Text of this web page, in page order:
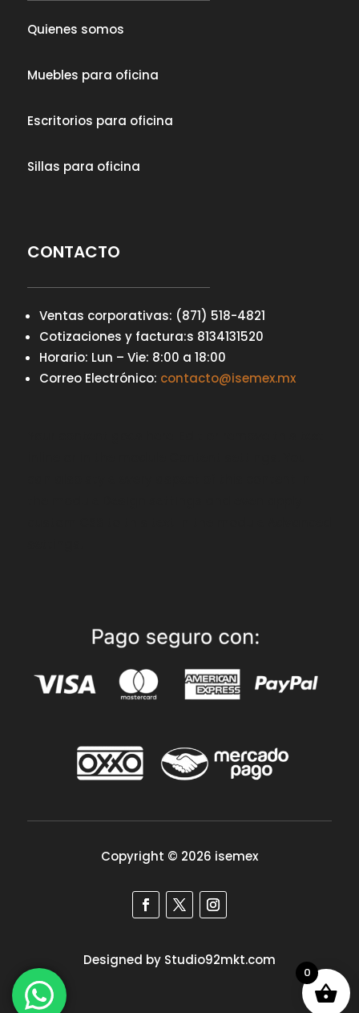
Quienes somos
Muebles para oficina
Escritorios para oficina
Sillas para oficina
CONTACTO
Ventas corporativas: (871) 518-4821
Cotizaciones y factura:s 8134131520
Horario: Lun – Vie: 8:00 a 18:00
Correo Electrónico: contacto@isemex.mx
Copyright © 2026 isemex
Designed by Studio92mkt.com
0